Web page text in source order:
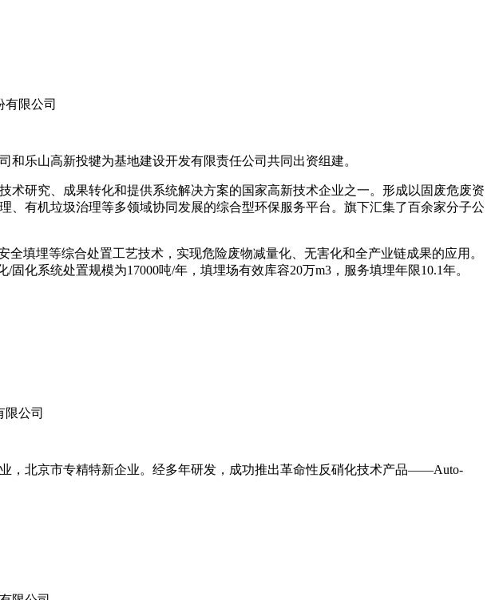
有限公司
乐山高新投犍为基地建设开发有限责任公司共同出资组建。
研究、成果转化和提供系统解决方案的国家高新技术企业之一。形成以固废危废资
有机垃圾治理等多领域协同发展的综合型环保服务平台。旗下汇集了百余家分子公
填埋等综合处置工艺技术，实现危险废物减量化、无害化和全产业链成果的应用。
化系统处置规模为17000吨/年，填埋场有效库容20万m3，服务填埋年限10.1年。
限公司
，北京市专精特新企业。经多年研发，成功推出革命性反硝化技术产品——Auto-